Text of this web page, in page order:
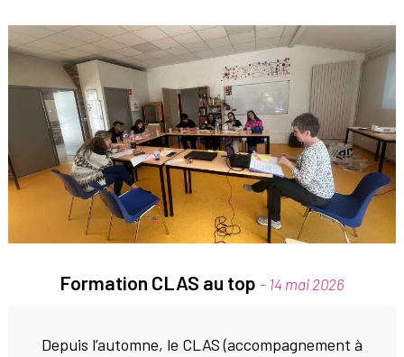
Formation CLAS au top - 14 mai 2026
Depuis l’automne, le CLAS (accompagnement à